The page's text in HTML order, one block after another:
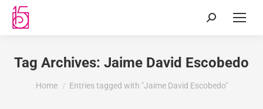
Tag Archives: Jaime David Escobedo
You are here:
Home Entries tagged with "Jaime David Escobedo"